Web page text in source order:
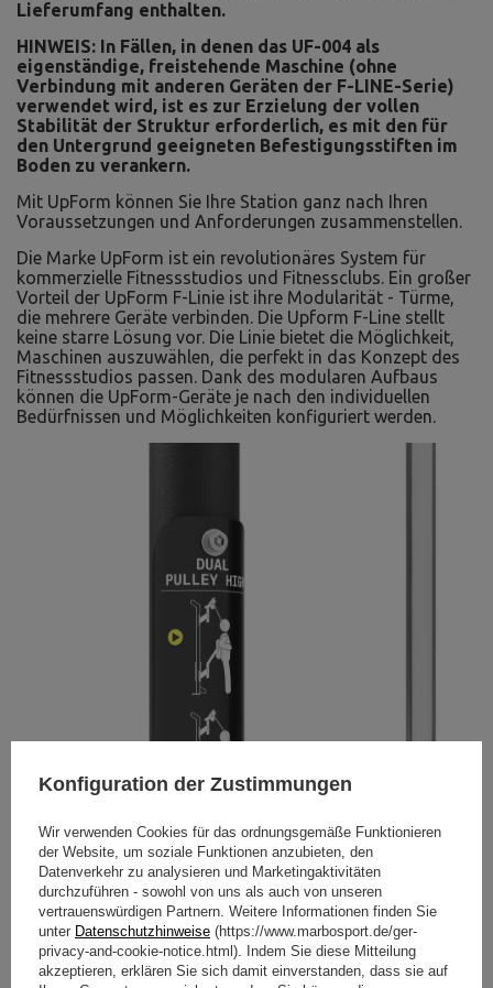
Lieferumfang enthalten.
HINWEIS: In Fällen, in denen das UF-004 als
eigenständige, freistehende Maschine (ohne
Verbindung mit anderen Geräten der F-LINE-Serie)
verwendet wird, ist es zur Erzielung der vollen
Stabilität der Struktur erforderlich, es mit den für
den Untergrund geeigneten Befestigungsstiften im
Boden zu verankern.
Mit UpForm können Sie Ihre Station ganz nach Ihren
Voraussetzungen und Anforderungen zusammenstellen.
Die Marke UpForm ist ein revolutionäres System für
kommerzielle Fitnessstudios und Fitnessclubs. Ein großer
Vorteil der UpForm F-Linie ist ihre Modularität - Türme,
die mehrere Geräte verbinden. Die Upform F-Line stellt
keine starre Lösung vor. Die Linie bietet die Möglichkeit,
Maschinen auszuwählen, die perfekt in das Konzept des
Fitnessstudios passen. Dank des modularen Aufbaus
können die UpForm-Geräte je nach den individuellen
Bedürfnissen und Möglichkeiten konfiguriert werden.
Konfiguration der Zustimmungen
Wir verwenden Cookies für das ordnungsgemäße Funktionieren
der Website, um soziale Funktionen anzubieten, den
Datenverkehr zu analysieren und Marketingaktivitäten
durchzuführen - sowohl von uns als auch von unseren
vertrauenswürdigen Partnern. Weitere Informationen finden Sie
unter Datenschutzhinweise (https://www.marbosport.de/ger-
privacy-and-cookie-notice.html). Indem Sie diese Mitteilung
akzeptieren, erklären Sie sich damit einverstanden, dass sie auf